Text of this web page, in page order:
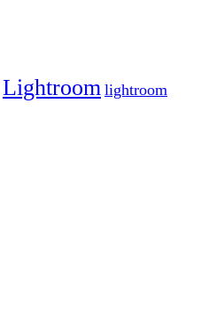
Lightroom lightroom